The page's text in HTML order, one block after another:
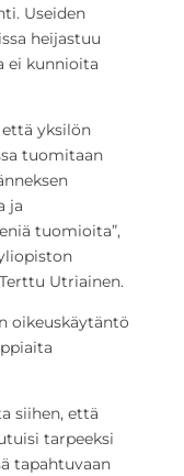
Useiden
heijastuu
ei kunnioita
yksilön
tuomitaan
ja
tuomioita”,
Utriainen.
oikeuskäytäntö
siihen, että
tarpeeksi
tapahtuvaan